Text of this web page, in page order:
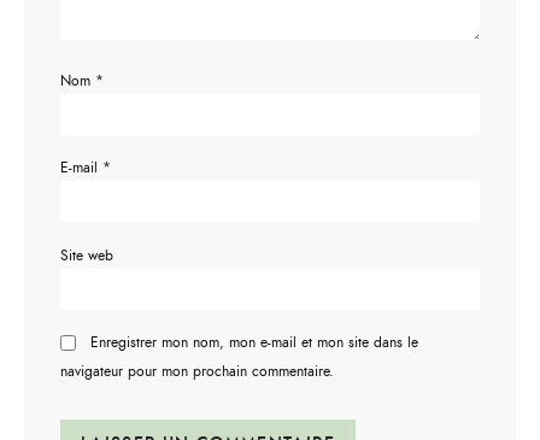
Nom *
E-mail *
Site web
Enregistrer mon nom, mon e-mail et mon site dans le
navigateur pour mon prochain commentaire.